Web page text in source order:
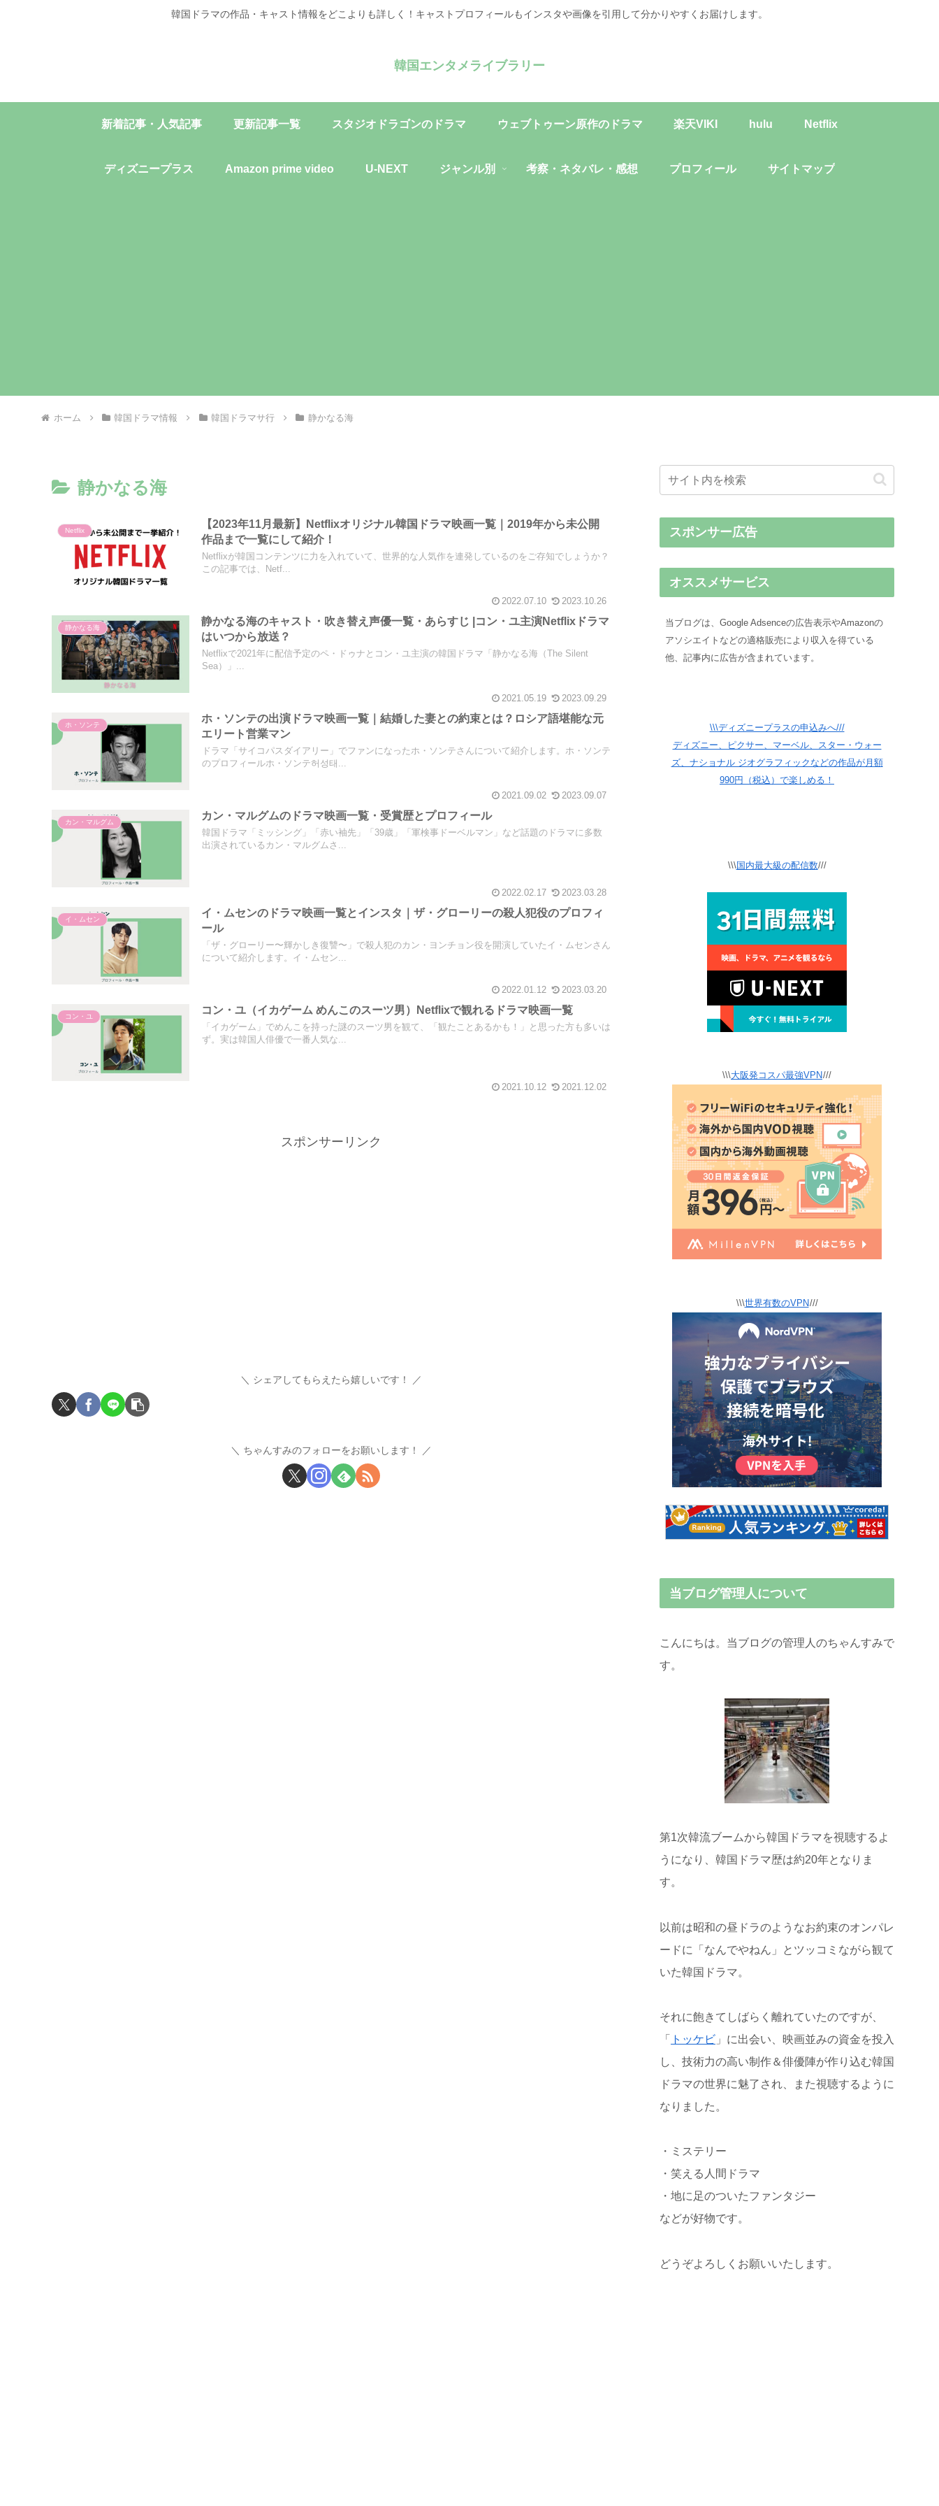
韓国ドラマの作品・キャスト情報をどこよりも詳しく！キャストプロフィールもインスタや画像を引用して分かりやすくお届けします。
韓国エンタメライブラリー
新着記事・人気記事 更新記事一覧 スタジオドラゴンのドラマ ウェブトゥーン原作のドラマ 楽天VIKI hulu Netflix
ディズニープラス Amazon prime video U-NEXT ジャンル別 考察・ネタバレ・感想 プロフィール サイトマップ
ホーム 韓国ドラマ情報 韓国ドラマサ行 静かなる海
静かなる海
Netflix
【2023年11月最新】Netflixオリジナル韓国ドラマ映画一覧｜2019年から未公開
作品まで一覧にして紹介！
Netflixが韓国コンテンツに力を入れていて、世界的な人気作を連発しているのをご存知でしょうか？
この記事では、Netf...
2022.07.10 2023.10.26
静かなる海
静かなる海のキャスト・吹き替え声優一覧・あらすじ |コン・ユ主演Netflixドラマ
はいつから放送？
Netflixで2021年に配信予定のペ・ドゥナとコン・ユ主演の韓国ドラマ「静かなる海（The Silent
Sea）」...
2021.05.19 2023.09.29
ホ・ソンテ
ホ・ソンテの出演ドラマ映画一覧｜結婚した妻との約束とは？ロシア語堪能な元
エリート営業マン
ドラマ「サイコパスダイアリー」でファンになったホ・ソンテさんについて紹介します。ホ・ソンテ
のプロフィールホ・ソンテ허성태...
2021.09.02 2023.09.07
カン・マルグム
カン・マルグムのドラマ映画一覧・受賞歴とプロフィール
韓国ドラマ「ミッシング」「赤い袖先」「39歳」「軍検事ドーベルマン」など話題のドラマに多数
出演されているカン・マルグムさ...
2022.02.17 2023.03.28
イ・ムセン
イ・ムセンのドラマ映画一覧とインスタ｜ザ・グローリーの殺人犯役のプロフィ
ール
「ザ・グローリー〜輝かしき復讐〜」で殺人犯のカン・ヨンチョン役を開演していたイ・ムセンさん
について紹介します。イ・ムセン...
2022.01.12 2023.03.20
コン・ユ
コン・ユ（イカゲーム めんこのスーツ男）Netflixで観れるドラマ映画一覧
「イカゲーム」でめんこを持った謎のスーツ男を観て、「観たことあるかも！」と思った方も多いは
ず。実は韓国人俳優で一番人気な...
2021.10.12 2021.12.02
スポンサーリンク
シェアしてもらえたら嬉しいです！
ちゃんすみのフォローをお願いします！
スポンサー広告
オススメサービス
当ブログは、Google Adsenceの広告表示やAmazonの
アソシエイトなどの適格販売により収入を得ている
他、記事内に広告が含まれています。
\\\ディズニープラスの申込みへ///
ディズニー、ピクサー、マーベル、スター・ウォー
ズ、ナショナル ジオグラフィックなどの作品が月額
990円（税込）で楽しめる！
\\\国内最大級の配信数///
\\\大阪発コスパ最強VPN///
\\\世界有数のVPN///
当ブログ管理人について
こんにちは。当ブログの管理人のちゃんすみで
す。
第1次韓流ブームから韓国ドラマを視聴するよ
うになり、韓国ドラマ歴は約20年となりま
す。
以前は昭和の昼ドラのようなお約束のオンパレ
ードに「なんでやねん」とツッコミながら観て
いた韓国ドラマ。
それに飽きてしばらく離れていたのですが、
「 トッケビ 」に出会い、映画並みの資金を投入
し、技術力の高い制作＆俳優陣が作り込む韓国
ドラマの世界に魅了され、また視聴するように
なりました。
・ミステリー
・笑える人間ドラマ
・地に足のついたファンタジー
などが好物です。
どうぞよろしくお願いいたします。